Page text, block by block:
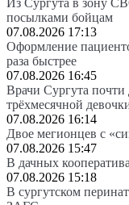
посылками бойцам
07.08.2026 17:13
Оформление
раза быстрее
07.08.2026 16:45
Врачи Сургута почти
трёхмесячной
07.08.2026 16:14
Двое мегионцев с
07.08.2026 15:47
В дачных
07.08.2026 15:18
В сургутском